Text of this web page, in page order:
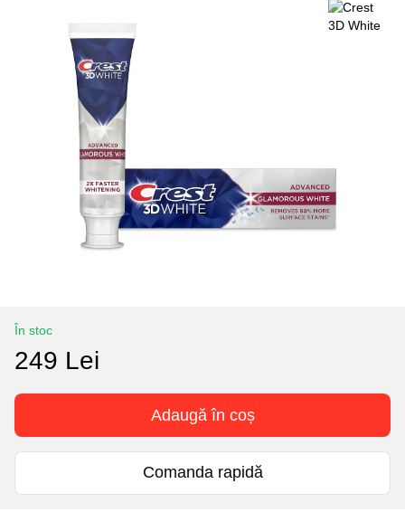
În stoc
249 Lei
Adaugă în coș
Comanda rapidă